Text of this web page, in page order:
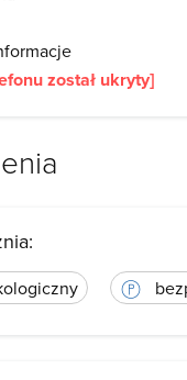
został ukryty]